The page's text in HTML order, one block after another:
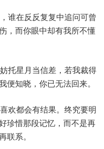
谁在反反复复中追问可曾
，而你眼中却有我所不懂
托星月当信差，若我裁得
知晓，你已无法回来。
欢都会有结果。终究要明
珍惜那段记忆，而不是再
联系。